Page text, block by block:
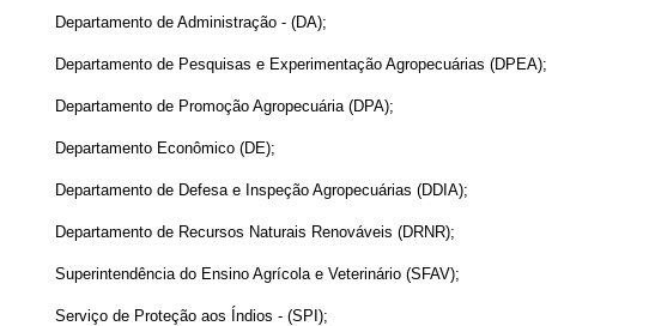
Departamento de Administração - (DA);
Departamento de Pesquisas e Experimentação Agropecuárias (DPEA);
Departamento de Promoção Agropecuária (DPA);
Departamento Econômico (DE);
Departamento de Defesa e Inspeção Agropecuárias (DDIA);
Departamento de Recursos Naturais Renováveis (DRNR);
Superintendência do Ensino Agrícola e Veterinário (SFAV);
Serviço de Proteção aos Índios - (SPI);